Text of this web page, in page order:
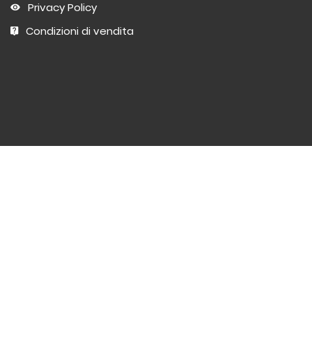
Privacy Policy
Condizioni di vendita